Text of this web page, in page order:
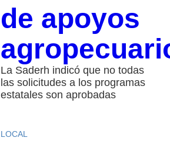
de apoyos
La Saderh indicó que no todas
las solicitudes a los programas
estatales son aprobadas
LOCAL